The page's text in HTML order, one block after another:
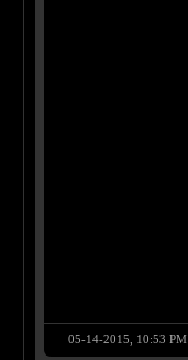
05-14-2015, 10:53 PM